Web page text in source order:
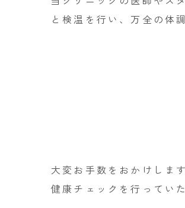
と検温を行い、万全の体
大変お手数をおかけしま
健康チェックを行ってい